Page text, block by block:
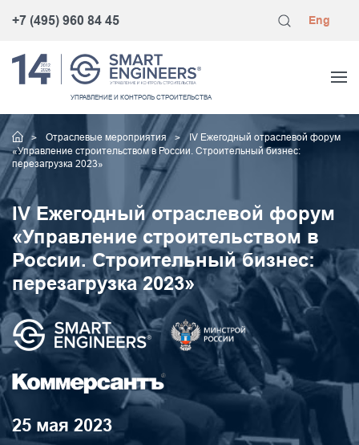
+7 (495) 960 84 45 Eng
УПРАВЛЕНИЕ И КОНТРОЛЬ СТРОИТЕЛЬСТВА
Отраслевые мероприятия
IV Ежегодный отраслевой форум
«Управление строительством в России. Строительный бизнес:
перезагрузка 2023»
IV Ежегодный отраслевой форум
«Управление строительством в
России. Строительный бизнес:
перезагрузка 2023»
25 мая 2023